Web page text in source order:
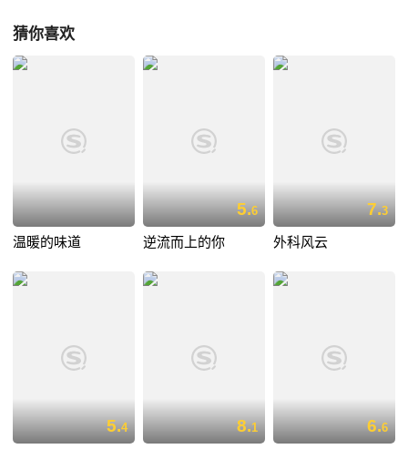
猜你喜欢
温暖的味道
5.6
逆流而上的你
7.3
外科风云
5.4 8.1 6.6